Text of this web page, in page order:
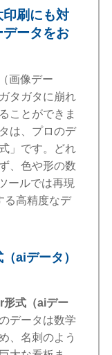
刷にも対
ータをお
画像デー
タガタに崩れ
ことができま
は、プロのデ
」です。どれ
、色や形の数
ールでは再現
る高精度なデ
aiデータ）
形式（aiデー
データは数学
、名刺のよう